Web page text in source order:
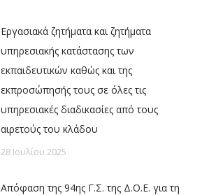
Εργασιακά ζητήματα και ζητήματα
υπηρεσιακής κατάστασης των
εκπαιδευτικών καθώς και της
εκπροσώπησής τους σε όλες τις
υπηρεσιακές διαδικασίες από τους
αιρετούς του κλάδου
28 Ιουλίου 2025
Απόφαση της 94ης Γ.Σ. της Δ.Ο.Ε. για τη